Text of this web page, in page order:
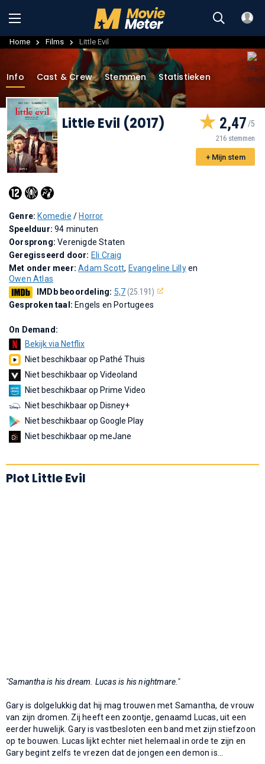
Home Films Little Evil
Info Cast & Crew Stemmen Statistieken
Little Evil (2017) 2,47
216 stemmen
+ Mijn stem
Genre: Komedie / Horror
Speelduur:94 minuten
Oorsprong:Verenigde Staten
Geregisseerd door: Eli Craig
Met onder meer:Adam Scott, Evangeline Lillyen
Owen Atlas
IMDb beoordeling: 5,7(25.191)
Gesproken taal: Engels en Portugees
On Demand:
Bekijk via Netflix
Niet beschikbaar op Pathé Thuis
Niet beschikbaar op Videoland
Niet beschikbaar op Prime Video
Niet beschikbaar op Disney+
Niet beschikbaar op Google Play
Niet beschikbaar op meJane
Plot Little Evil
"Samantha is his dream. Lucas is his nightmare."
Gary is dolgelukkig dat hij mag trouwen met Samantha, de vrouw
van zijn dromen. Zij heeft een zoontje, genaamd Lucas, uit een
eerder huwelijk. Gary is vastbesloten een band met zijn stiefzoon
op te bouwen. Lucas lijkt echter niet helemaal in orde te zijn en
Gary begint zelfs te vrezen dat de jongen een demon is...